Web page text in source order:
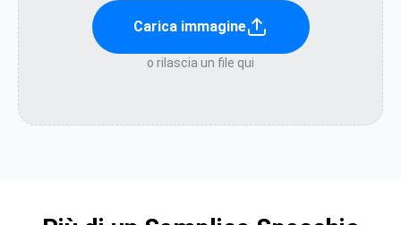
Carica immagine
o rilascia un file qui